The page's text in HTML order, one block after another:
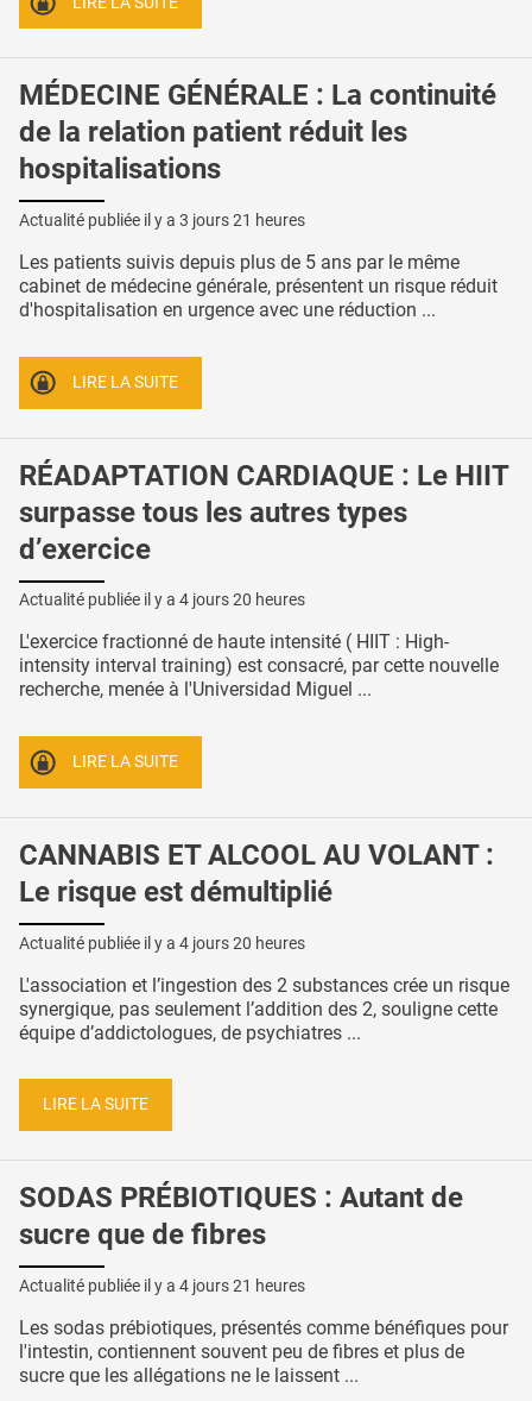
MÉDECINE GÉNÉRALE : La continuité
de la relation patient réduit les
hospitalisations
Actualité publiée il y a 3 jours 21 heures
Les patients suivis depuis plus de 5 ans par le même
cabinet de médecine générale, présentent un risque réduit
d'hospitalisation en urgence avec une réduction ...
LIRE LA SUITE
RÉADAPTATION CARDIAQUE : Le HIIT
surpasse tous les autres types
d’exercice
Actualité publiée il y a 4 jours 20 heures
L'exercice fractionné de haute intensité ( HIIT : High-
intensity interval training) est consacré, par cette nouvelle
recherche, menée à l'Universidad Miguel ...
LIRE LA SUITE
CANNABIS ET ALCOOL AU VOLANT :
Le risque est démultiplié
Actualité publiée il y a 4 jours 20 heures
L'association et l’ingestion des 2 substances crée un risque
synergique, pas seulement l’addition des 2, souligne cette
équipe d’addictologues, de psychiatres ...
LIRE LA SUITE
SODAS PRÉBIOTIQUES : Autant de
sucre que de fibres
Actualité publiée il y a 4 jours 21 heures
Les sodas prébiotiques, présentés comme bénéfiques pour
l'intestin, contiennent souvent peu de fibres et plus de
sucre que les allégations ne le laissent ...